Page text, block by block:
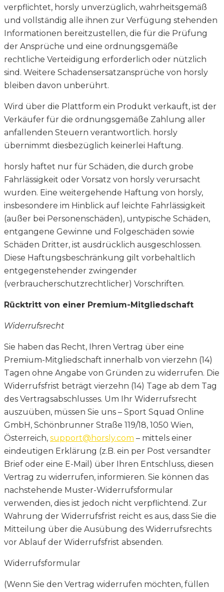
verpflichtet, horsly unverzüglich, wahrheitsgemäß
und vollständig alle ihnen zur Verfügung stehenden
Informationen bereitzustellen, die für die Prüfung
der Ansprüche und eine ordnungsgemäße
rechtliche Verteidigung erforderlich oder nützlich
sind. Weitere Schadensersatzansprüche von horsly
bleiben davon unberührt.
Wird über die Plattform ein Produkt verkauft, ist der
Verkäufer für die ordnungsgemäße Zahlung aller
anfallenden Steuern verantwortlich. horsly
übernimmt diesbezüglich keinerlei Haftung.
horsly haftet nur für Schäden, die durch grobe
Fahrlässigkeit oder Vorsatz von horsly verursacht
wurden. Eine weitergehende Haftung von horsly,
insbesondere im Hinblick auf leichte Fahrlässigkeit
(außer bei Personenschäden), untypische Schäden,
entgangene Gewinne und Folgeschäden sowie
Schäden Dritter, ist ausdrücklich ausgeschlossen.
Diese Haftungsbeschränkung gilt vorbehaltlich
entgegenstehender zwingender
(verbraucherschutzrechtlicher) Vorschriften.
Rücktritt von einer Premium-Mitgliedschaft
Widerrufsrecht
Sie haben das Recht, Ihren Vertrag über eine
Premium-Mitgliedschaft innerhalb von vierzehn (14)
Tagen ohne Angabe von Gründen zu widerrufen. Die
Widerrufsfrist beträgt vierzehn (14) Tage ab dem Tag
des Vertragsabschlusses. Um Ihr Widerrufsrecht
auszuüben, müssen Sie uns – Sport Squad Online
GmbH, Schönbrunner Straße 119/18, 1050 Wien,
Österreich, support@horsly.com – mittels einer
eindeutigen Erklärung (z.B. ein per Post versandter
Brief oder eine E-Mail) über Ihren Entschluss, diesen
Vertrag zu widerrufen, informieren. Sie können das
nachstehende Muster-Widerrufsformular
verwenden, dies ist jedoch nicht verpflichtend. Zur
Wahrung der Widerrufsfrist reicht es aus, dass Sie die
Mitteilung über die Ausübung des Widerrufsrechts
vor Ablauf der Widerrufsfrist absenden.
Widerrufsformular
(Wenn Sie den Vertrag widerrufen möchten, füllen